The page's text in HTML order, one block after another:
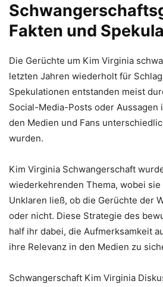
Fakten und
Die Gerüchte um Kim Virginia
letzten Jahren wiederholt für
Spekulationen entstanden meist
Social-Media-Posts oder Aussagen
den Medien und Fans
wurden.
Kim Virginia Schwangerschaft
wiederkehrenden Thema, wobei
Unklaren ließ, ob die Gerüchte der
oder nicht. Diese Strategie des
half ihr dabei, die Aufmerksamkeit
ihre Relevanz in den Medien zu
Schwangerschaft Kim Virginia